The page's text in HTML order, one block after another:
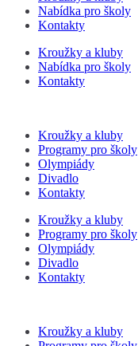
Nabídka pro školy
Kontakty
Kroužky a kluby
Nabídka pro školy
Kontakty
Kroužky a kluby
Programy pro školy
Olympiády
Divadlo
Kontakty
Kroužky a kluby
Programy pro školy
Olympiády
Divadlo
Kontakty
Kroužky a kluby